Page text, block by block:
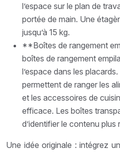
l’espace sur le plan de
portée de main. Une
jusqu’à 15 kg.
**Boîtes de rangement
boîtes de rangement
l’espace dans les
permettent de ranger les
et les accessoires de
efficace. Les boîtes
d’identifier le contenu plus
Une idée originale : intégrez